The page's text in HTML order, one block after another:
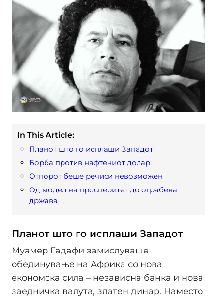
In This Article:
Планот што го исплаши Западот
Борба против нафтениот долар:
Отпорот беше речиси невозможен
Од модел на просперитет до ограбена
држава
Планот што го исплаши Западот
Муамер Гадафи замислуваше
обединување на Африка со нова
економска сила – независна банка и нова
заедничка валута, златен динар. Наместо